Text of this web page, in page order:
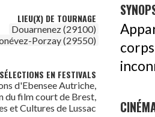
LIEU(X) DE TOURNAGE
Douarnenez (29100)
Porzay (29550)
EN FESTIVALS
d'Ebensee Autriche,
du film court de Brest,
et Cultures de Lussac